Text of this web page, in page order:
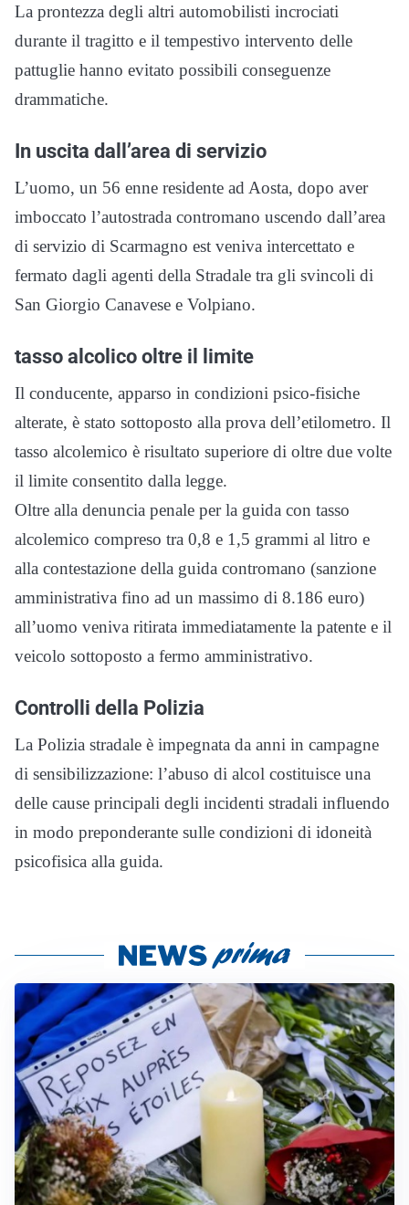
La prontezza degli altri automobilisti incrociati
durante il tragitto e il tempestivo intervento delle
pattuglie hanno evitato possibili conseguenze
drammatiche.
In uscita dall’area di servizio
L’uomo, un 56 enne residente ad Aosta, dopo aver
imboccato l’autostrada contromano uscendo dall’area
di servizio di Scarmagno est veniva intercettato e
fermato dagli agenti della Stradale tra gli svincoli di
San Giorgio Canavese e Volpiano.
tasso alcolico oltre il limite
Il conducente, apparso in condizioni psico-fisiche
alterate, è stato sottoposto alla prova dell’etilometro. Il
tasso alcolemico è risultato superiore di oltre due volte
il limite consentito dalla legge.
Oltre alla denuncia penale per la guida con tasso
alcolemico compreso tra 0,8 e 1,5 grammi al litro e
alla contestazione della guida contromano (sanzione
amministrativa fino ad un massimo di 8.186 euro)
all’uomo veniva ritirata immediatamente la patente e il
veicolo sottoposto a fermo amministrativo.
Controlli della Polizia
La Polizia stradale è impegnata da anni in campagne
di sensibilizzazione: l’abuso di alcol costituisce una
delle cause principali degli incidenti stradali influendo
in modo preponderante sulle condizioni di idoneità
psicofisica alla guida.